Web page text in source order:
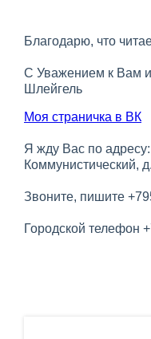
Благодарю, что
С Уважением к Вам
Шлейгель
Моя страничка в ВК
Я жду Вас по адресу:
Коммунистический,
Звоните, пишите
Городской телефон